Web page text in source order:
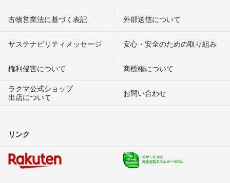
古物営業法に基づく表記 外部送信について
サステナビリティメッセージ 安心・安全のための取り組み
権利侵害について
商標権について
ラクマ公式ショップ
出店について
お問い合わせ
リンク